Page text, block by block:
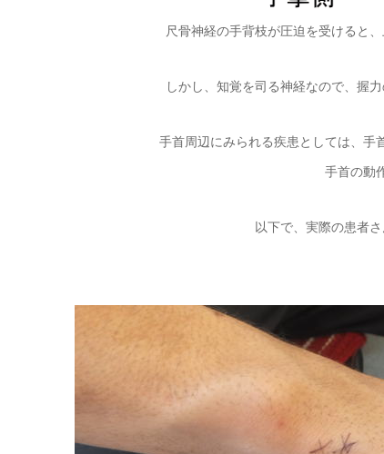
尺骨神経の手背枝が圧迫を受けると
しかし、知覚を司る神経なので、握
手首周辺にみられる疾患としては、手
手首の動
以下で、実際の患者